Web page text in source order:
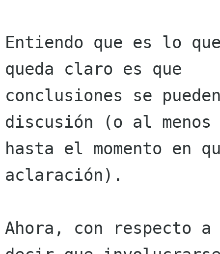
Entiendo que es lo
queda claro es que
conclusiones se
discusión (o al menos
hasta el momento en
aclaración).
Ahora, con respecto